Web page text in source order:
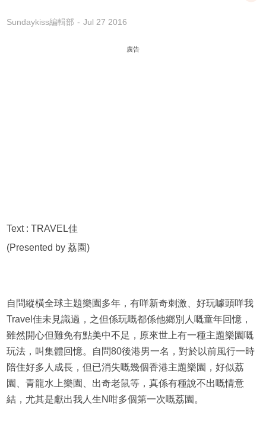
Sundaykiss編輯部 Jul 27 2016
廣告
Text : TRAVEL佳
(Presented by 荔園)
自問縱橫全球主題樂園多年，有咩新奇刺激、好玩噱頭咩我
Travel佳未見識過，之但係玩嘅都係他鄉別人嘅童年回憶，
雖然開心但難免有點美中不足，原來世上有一種主題樂園嘅
玩法，叫集體回憶。自問80後港男一名，對於以前風行一時
陪住好多人成長，但已消失嘅幾個香港主題樂園，好似荔
園、青龍水上樂園、出奇老鼠等，真係有種說不出嘅情意
結，尤其是獻出我人生N咁多個第一次嘅荔園。